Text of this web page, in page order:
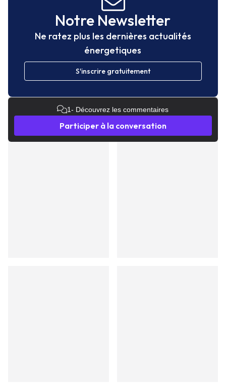
Notre Newsletter
Ne ratez plus les dernières actualités
énergetiques
S'inscrire gratuitement
1- Découvrez les commentaires
Participer à la conversation